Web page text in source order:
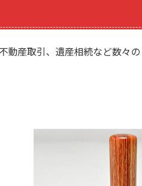
動産取引、遺産相続など数々